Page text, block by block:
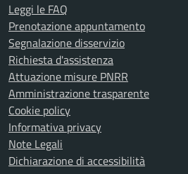
Leggi le FAQ
Prenotazione appuntamento
Segnalazione disservizio
Richiesta d'assistenza
Attuazione misure PNRR
Amministrazione trasparente
Cookie policy
Informativa privacy
Note Legali
Dichiarazione di accessibilità